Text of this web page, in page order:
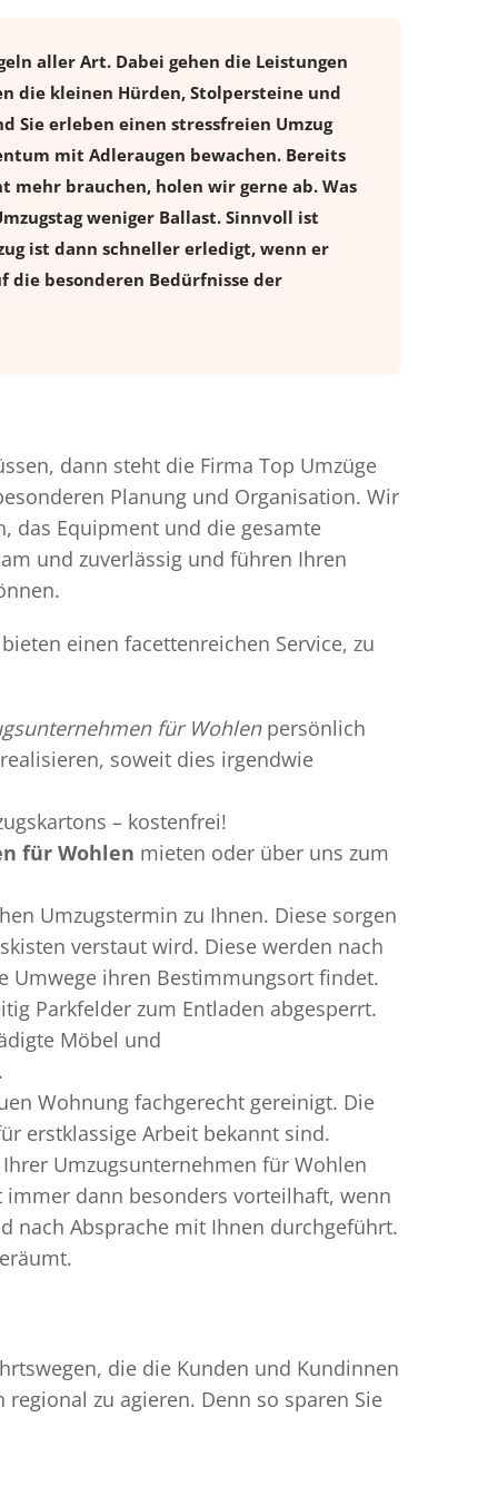
aller Art. Dabei gehen die Leistungen
die kleinen Hürden, Stolpersteine und
Sie erleben einen stressfreien Umzug
mit Adleraugen bewachen. Bereits
mehr brauchen, holen wir gerne ab. Was
weniger Ballast. Sinnvoll ist
ist dann schneller erledigt, wenn er
die besonderen Bedürfnisse der
dann steht die Firma Top Umzüge
Planung und Organisation. Wir
das Equipment und die gesamte
und zuverlässig und führen Ihren
einen facettenreichen Service, zu
für Wohlenpersönlich
soweit dies irgendwie
– kostenfrei!
für Wohlen mieten oder über uns zum
Umzugstermin zu Ihnen. Diese sorgen
verstaut wird. Diese werden nach
Umwege ihren Bestimmungsort findet.
Parkfelder zum Entladen abgesperrt.
Möbel und
Wohnung fachgerecht gereinigt. Die
erstklassige Arbeit bekannt sind.
Umzugsunternehmen für Wohlen
dann besonders vorteilhaft, wenn
nach Absprache mit Ihnen durchgeführt.
die die Kunden und Kundinnen
zu agieren. Denn so sparen Sie